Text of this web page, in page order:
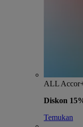
ALL
Diskon
Temukan